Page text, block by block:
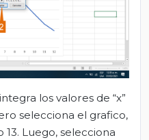
los valores de “x”
selecciona el grafico,
Luego, selecciona